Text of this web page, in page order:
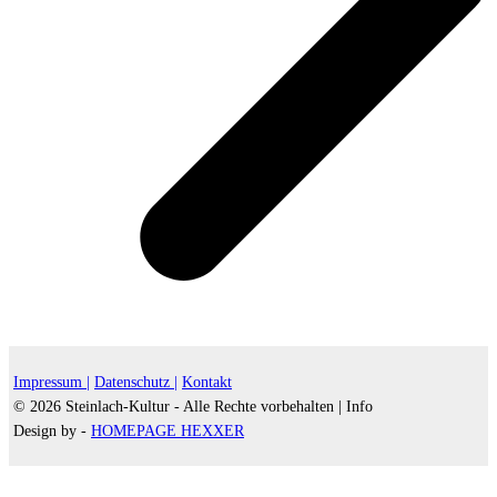
Impressum | Datenschutz |
Kontakt
© 2026 Steinlach-Kultur - Alle Rechte vorbehalten |
Info
Design by - HOMEPAGE HEXXER